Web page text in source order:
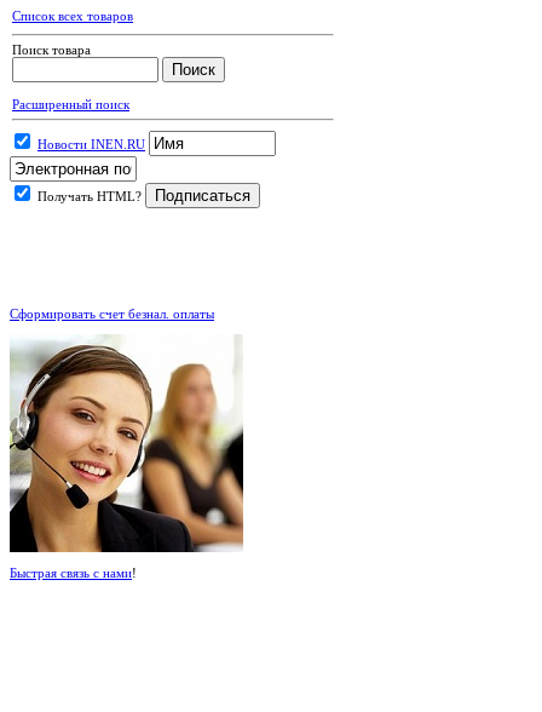
Список всех товаров
Поиск товара
Расширенный поиск
Новости INEN.RU
Получать HTML?
Сформировать счет безнал. оплаты
Быстрая связь с нами!